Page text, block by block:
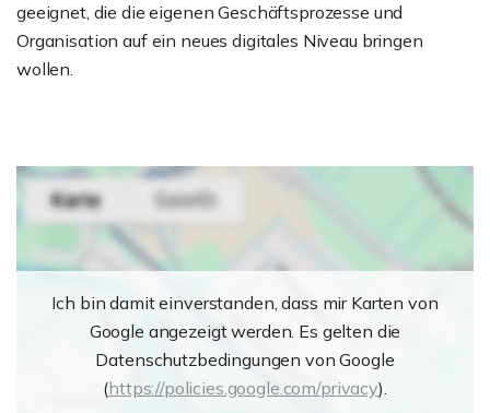
geeignet, die die eigenen Geschäftsprozesse und
Organisation auf ein neues digitales Niveau bringen
wollen.
Ich bin damit einverstanden, dass mir Karten von
Google angezeigt werden. Es gelten die
Datenschutzbedingungen von Google
(https://policies.google.com/privacy).